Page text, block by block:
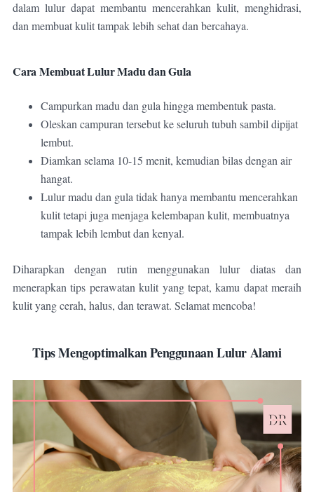
dalam lulur dapat membantu mencerahkan kulit, menghidrasi,
dan membuat kulit tampak lebih sehat dan bercahaya.
Cara Membuat Lulur Madu dan Gula
Campurkan madu dan gula hingga membentuk pasta.
Oleskan campuran tersebut ke seluruh tubuh sambil dipijat
lembut.
Diamkan selama 10-15 menit, kemudian bilas dengan air
hangat.
Lulur madu dan gula tidak hanya membantu mencerahkan
kulit tetapi juga menjaga kelembapan kulit, membuatnya
tampak lebih lembut dan kenyal.
Diharapkan dengan rutin menggunakan lulur diatas dan
menerapkan tips perawatan kulit yang tepat, kamu dapat meraih
kulit yang cerah, halus, dan terawat. Selamat mencoba!
Tips Mengoptimalkan Penggunaan Lulur Alami